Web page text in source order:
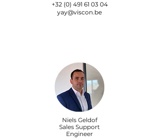
+32 (0) 491 61 03 04
yay@viscon.be
Niels Geldof
Sales Support
Engineer